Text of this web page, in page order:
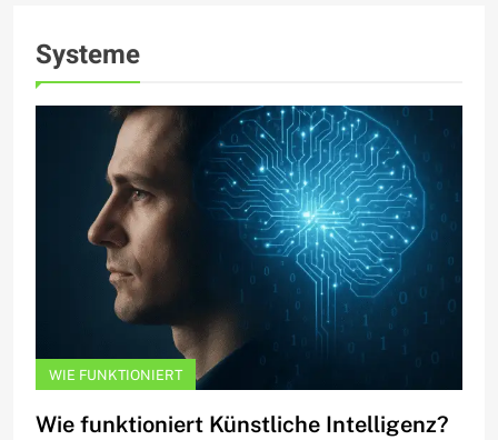
Systeme
WIE FUNKTIONIERT
Wie funktioniert Künstliche Intelligenz?